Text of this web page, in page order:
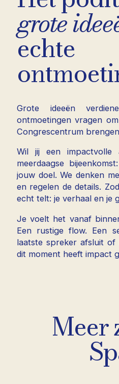
grote
echte
Grote ideeën
ontmoetingen vragen
Congrescentrum
Wil jij een impactvolle
meerdaagse
jouw doel. We denken
en regelen de details.
echt telt: je verhaal en je
Je voelt het vanaf
Een rustige flow. Een
laatste spreker afsluit of
dit moment heeft impact
Meer